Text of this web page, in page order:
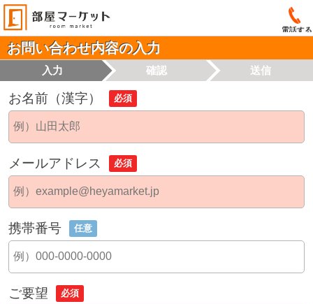
電話する
お問い合わせ内容の入力
入力 確認 送信
お名前（漢字） 必須
メールアドレス 必須
携帯番号 任意
ご要望 必須